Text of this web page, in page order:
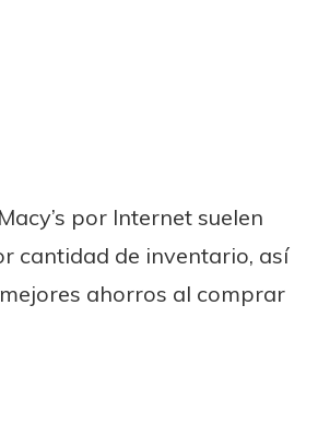
por Internet suelen
cantidad de inventario, así
ahorros al comprar